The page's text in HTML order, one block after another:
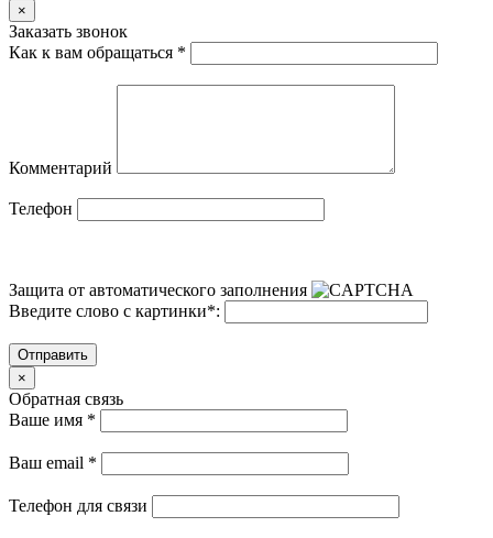
×
Заказать звонок
Как к вам обращаться *
Комментарий
Телефон
Защита от автоматического заполнения
Введите слово с картинки*:
Отправить
×
Обратная связь
Ваше имя *
Ваш email *
Телефон для связи